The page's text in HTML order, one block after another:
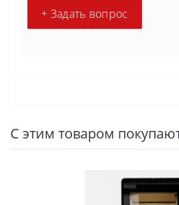
+ Задать вопрос
С этим товаром